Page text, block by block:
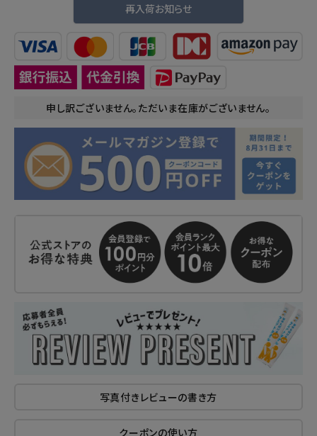
再入荷お知らせ
申し訳ございません。ただいま在庫がございません。
写真付きレビューの書き方
クーポンの使い方